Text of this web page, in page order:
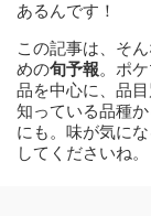
あるんです！
この記事は、そ
めの旬予報。ポ
品を中心に、品目
知っている品種
にも。味が気に
してくださいね。